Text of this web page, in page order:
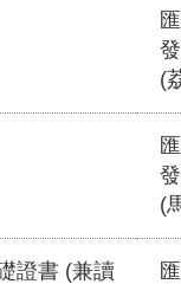
(
(
證書 (兼讀